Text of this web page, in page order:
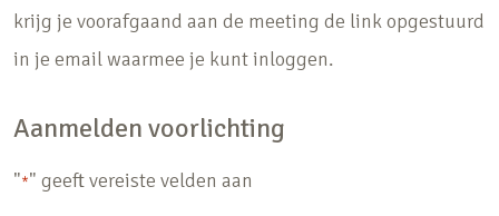
krijg je voorafgaand aan de meeting de link opgestuurd
in je email waarmee je kunt inloggen.
Aanmelden voorlichting
"*" geeft vereiste velden aan